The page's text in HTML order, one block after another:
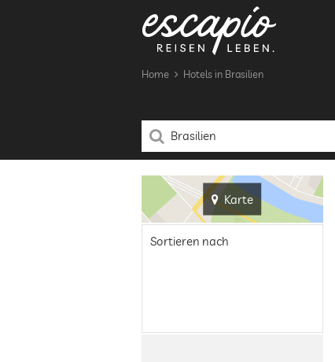
Home Hotels in Brasilien
Karte
Sortieren nach